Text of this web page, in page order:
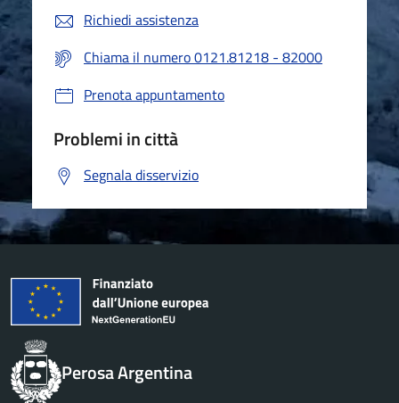
Richiedi assistenza
Chiama il numero 0121.81218 - 82000
Prenota appuntamento
Problemi in città
Segnala disservizio
Perosa Argentina